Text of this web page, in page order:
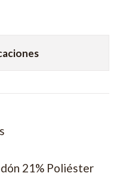
21% Poliéster